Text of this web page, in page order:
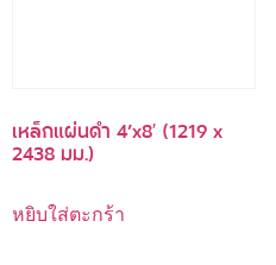
เหล็กแผ่นดำ 4’x8′ (1219 x
2438 มม.)
หยิบใส่ตะกร้า